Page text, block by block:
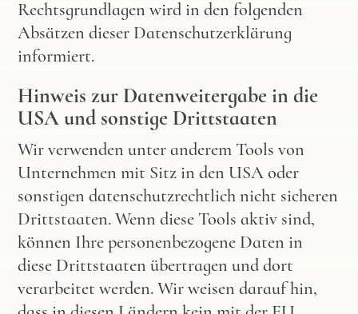
Rechtsgrundlagen wird in den folgenden
Absätzen dieser Datenschutzerklärung
informiert.
Hinweis zur Datenweitergabe in die
USA und sonstige Drittstaaten
Wir verwenden unter anderem Tools von
Unternehmen mit Sitz in den USA oder
sonstigen datenschutzrechtlich nicht sicheren
Drittstaaten. Wenn diese Tools aktiv sind,
können Ihre personenbezogene Daten in
diese Drittstaaten übertragen und dort
verarbeitet werden. Wir weisen darauf hin,